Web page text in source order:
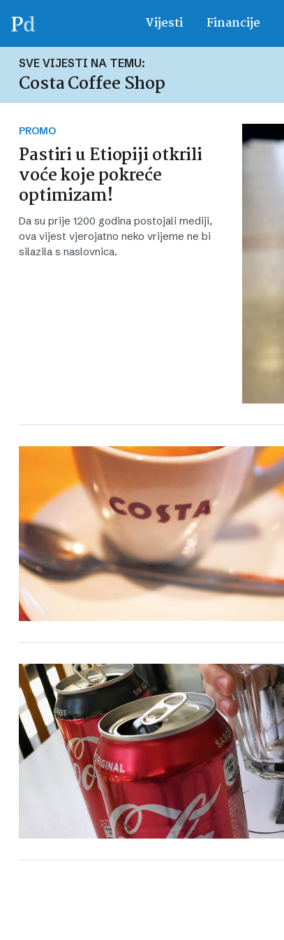
Vijesti Financije
SVE VIJESTI NA TEMU:
Costa Coffee Shop
PROMO
Pastiri u Etiopiji otkrili
voće koje pokreće
optimizam!
Da su prije 1200 godina postojali mediji,
ova vijest vjerojatno neko vrijeme ne bi
silazila s naslovnica.